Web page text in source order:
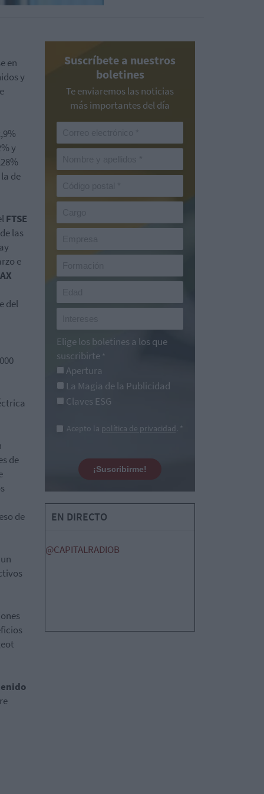
en
y
y
de
FTSE
las
e
del
de
de
Suscríbete a nuestros
boletines
Te enviaremos las noticias
más importantes del día
Elige los boletines a los que
suscribirte *
Apertura
La Magia de la Publicidad
Claves ESG
Acepto la política de privacidad. *
¡Suscribirme!
EN DIRECTO
@CAPITALRADIOB